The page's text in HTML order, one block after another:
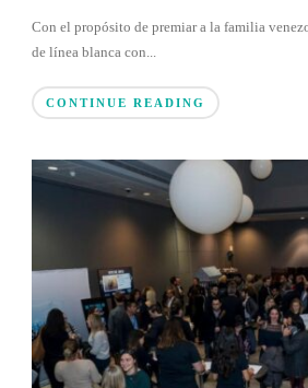
Con el propósito de premiar a la familia
de línea blanca con...
CONTINUE READING